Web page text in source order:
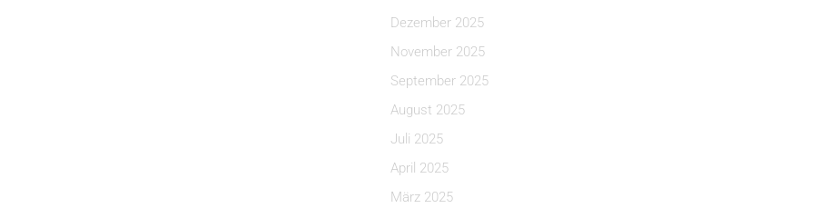
Dezember 2025
November 2025
September 2025
August 2025
Juli 2025
April 2025
März 2025